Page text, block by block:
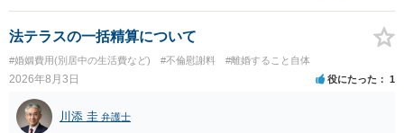
ことを窺わせるものです。）。ですから，慰謝料請求を進めることで
よいと思います。 ただ．慰謝料額については，婚姻破綻に至っていな
いとして，この点を考慮されることになるかもしれません。 ②夫との
今後のことを考えて書いてもらうか否かを検討するのがよいと思いま
す。今ある証拠以上のことを証明（証明力を強めることも含む）でき
るのであれば，前向きに検討を進めるという考え方でもよいでしょ
う。慰謝料請求としては証拠として使えることが前提であり，その価
法テラスの一括精算について
#婚姻費用(別居中の生活費など) #不倫慰謝料 #離婚すること自体
2026年8月3日 役にたった 1
川添 圭 弁護士